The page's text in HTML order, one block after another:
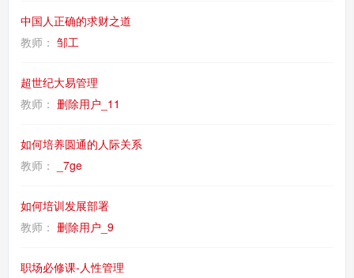
中国人正确的求财之道
教师： 邹工
超世纪大易管理
教师： 删除用户_11
如何培养圆通的人际关系
教师：
_7ge
如何培训发展部署
教师： 删除用户_9
职场必修课-人性管理